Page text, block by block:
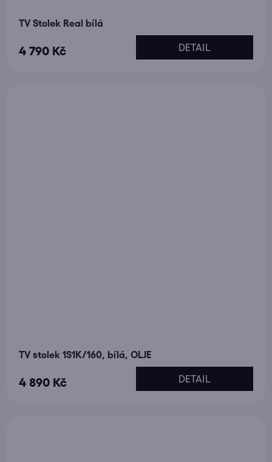
TV Stolek Real bílá
4 790 Kč DETAIL
TV stolek 1S1K/160, bílá, OLJE
4 890 Kč DETAIL